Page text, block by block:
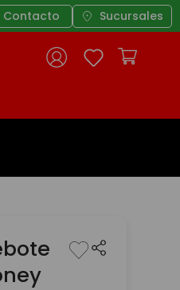
Contacto Sucursales